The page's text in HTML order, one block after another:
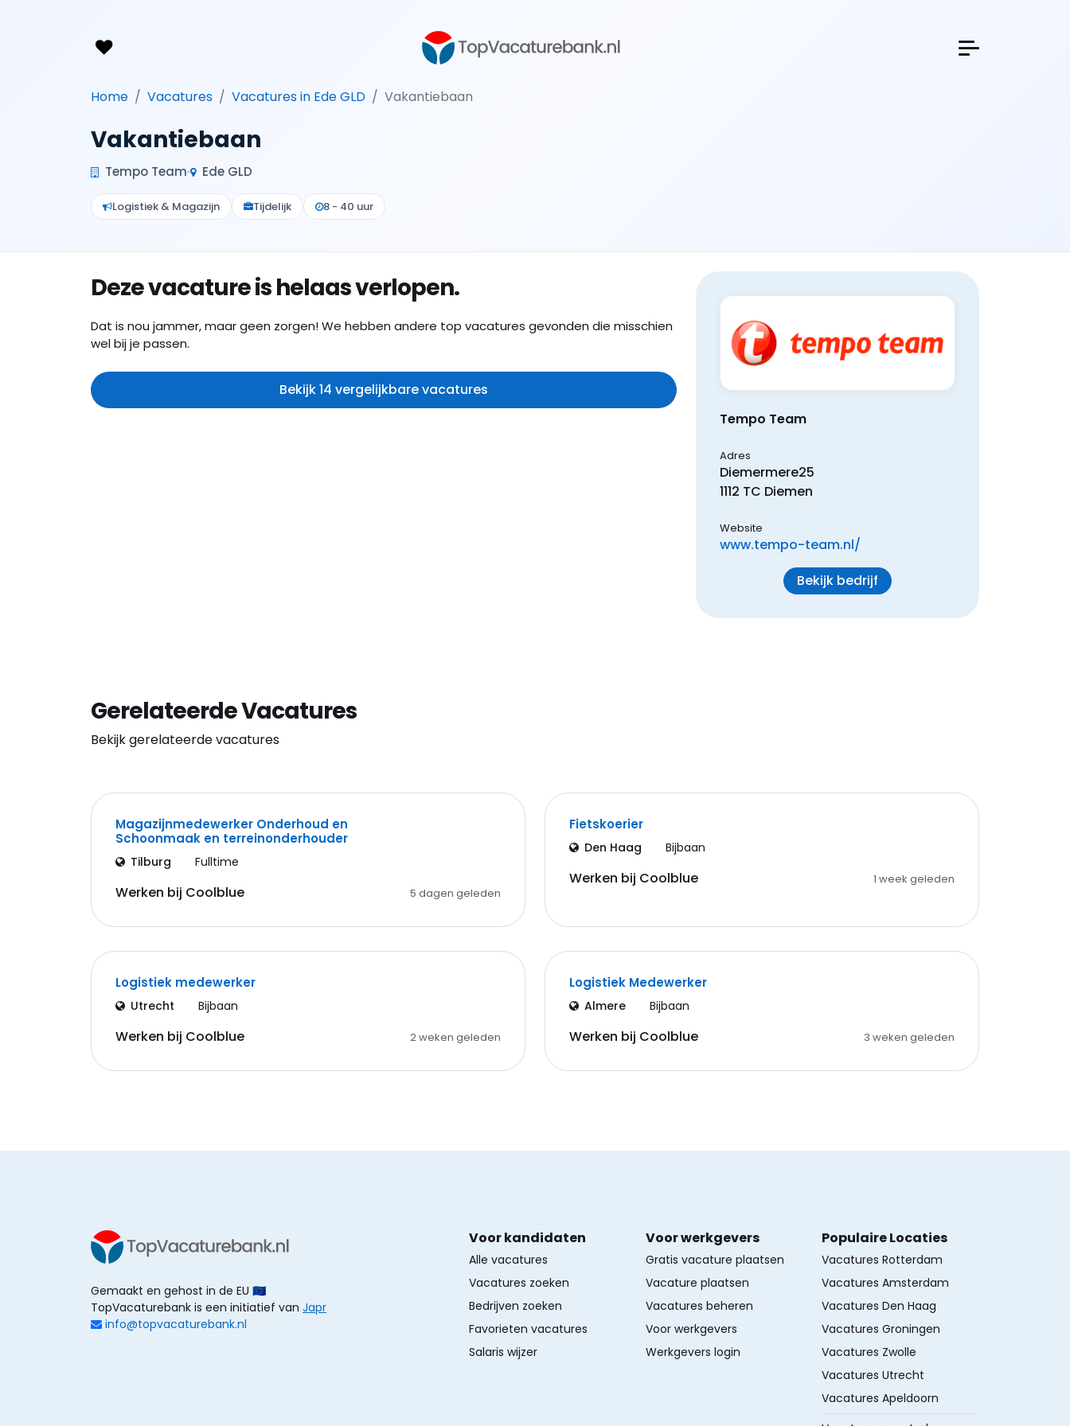
Home Vacatures Vacatures in Ede GLD Vakantiebaan
Vakantiebaan
Tempo Team Ede GLD
Logistiek & Magazijn Tijdelijk 8 - 40 uur
Deze vacature is helaas verlopen.
Dat is nou jammer, maar geen zorgen! We hebben andere top vacatures gevonden die misschien
wel bij je passen.
Bekijk 14 vergelijkbare vacatures
Tempo Team
Adres
Diemermere25
1112 TC Diemen
Website
www.tempo-team.nl/
Bekijk bedrijf
Gerelateerde Vacatures
Bekijk gerelateerde vacatures
Magazijnmedewerker Onderhoud en
Schoonmaak en terreinonderhouder
Tilburg Fulltime
Werken bij Coolblue 5 dagen geleden
Fietskoerier
Den Haag Bijbaan
Werken bij Coolblue 1 week geleden
Logistiek medewerker
Utrecht Bijbaan
Werken bij Coolblue 2 weken geleden
Logistiek Medewerker
Almere Bijbaan
Werken bij Coolblue 3 weken geleden
Gemaakt en gehost in de EU 🇪🇺
TopVacaturebank is een initiatief van Japr
info@topvacaturebank.nl
Voor kandidaten
Alle vacatures
Vacatures zoeken
Bedrijven zoeken
Favorieten vacatures
Salaris wijzer
Voor werkgevers
Gratis vacature plaatsen
Vacature plaatsen
Vacatures beheren
Voor werkgevers
Werkgevers login
Populaire Locaties
Vacatures Rotterdam
Vacatures Amsterdam
Vacatures Den Haag
Vacatures Groningen
Vacatures Zwolle
Vacatures Utrecht
Vacatures Apeldoorn